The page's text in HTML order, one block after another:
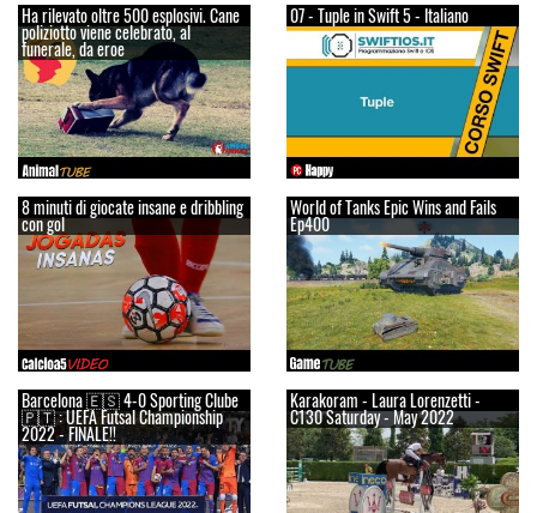
Ha rilevato oltre 500 esplosivi. Cane
poliziotto viene celebrato, al
funerale, da eroe
07 - Tuple in Swift 5 - Italiano
8 minuti di giocate insane e dribbling
con gol
World of Tanks Epic Wins and Fails
Ep400
Barcelona 🇪🇸 4-0 Sporting Clube
🇵🇹 : UEFA Futsal Championship
2022 - FINALE!!
Karakoram - Laura Lorenzetti -
C130 Saturday - May 2022